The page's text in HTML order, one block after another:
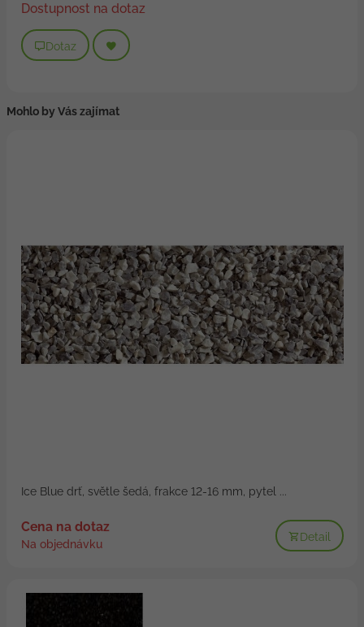
Dostupnost na dotaz
Dotaz
Mohlo by Vás zajímat
Ice Blue drť, světle šedá, frakce 12-16 mm, pytel ...
Cena na dotaz
Na objednávku
Detail